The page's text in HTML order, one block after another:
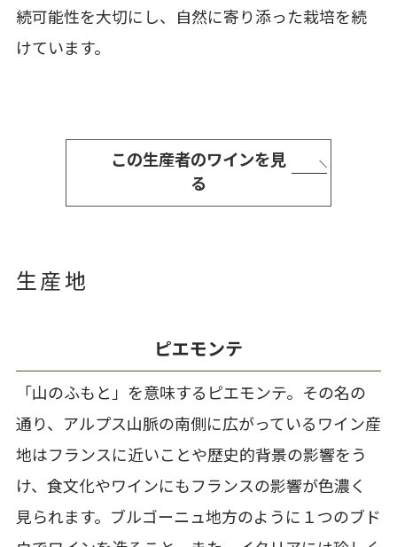
続可能性を大切にし、自然に寄り添った栽培を続
けています。
この生産者のワインを見
る
生産地
ピエモンテ
「山のふもと」を意味するピエモンテ。その名の
通り、アルプス山脈の南側に広がっているワイン産
地はフランスに近いことや歴史的背景の影響をう
け、食文化やワインにもフランスの影響が色濃く
見られます。ブルゴーニュ地方のように１つのブド